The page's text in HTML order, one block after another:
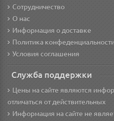
Сотрудничество
О нас
Информация о доставке
Политика
Условия соглашения
Служба поддержки
Цены на сайте являются
отличаться от действительных
Информация на сайте не